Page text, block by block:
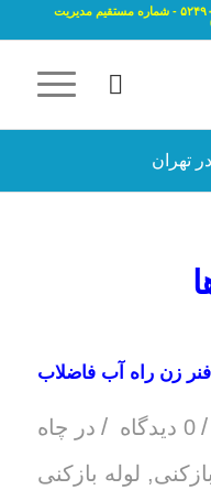
شرکت پگاه تهران پارسه جام با شماره ثبت : ۵۲۴۹۰۳ - شماره مستقیم مدیریت
تهران
فنر زن راه آب فاضلاب
/ 0 دیدگاه / در چاه
بازکنی, لوله بازکنی